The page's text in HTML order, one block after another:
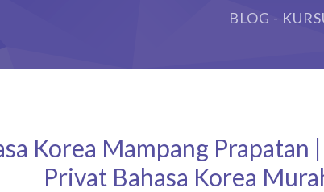
BLOG -
Korea Mampang Prapatan
Privat Bahasa Korea